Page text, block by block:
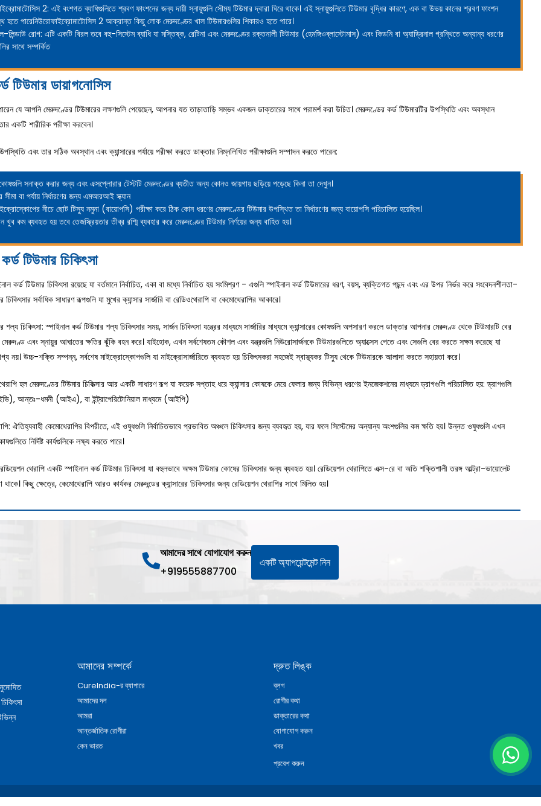
2: এই বংশগত ব্যাধিগুলিতে শ্রবণ ফাংশনের জন্য দায়ী স্নায়ুগুলি সৌম্য টিউমার দ্বারা ঘিরে থাকে। এই স্নায়ুগুলিতে টিউমার বৃদ্ধির কারণে, এক বা উভয় কানের শ্রবণ ফাংশন
হতে পারেনিউরোফাইব্রোমাটোসিস 2 আক্রান্ত কিছু লোক মেরুদণ্ডের খাল টিউমারগুলির শিকারও হতে পারে।
লিন্ডাউ রোগ: এটি একটি বিরল তবে বহু-সিস্টেম ব্যাধি যা মস্তিষ্ক, রেটিনা এবং মেরুদণ্ডের রক্তনালী টিউমার (হেমঙ্গিওব্লাস্টোমাস) এবং কিডনি বা অ্যাড্রিনাল গ্রন্থিতে অন্যান্য ধরণের
সাথে সম্পর্কিত
টিউমার ডায়াগনোসিস
যে আপনি মেরুদণ্ডের টিউমারের লক্ষণগুলি পেয়েছেন, আপনার যত তাড়াতাড়ি সম্ভব একজন ডাক্তারের সাথে পরামর্শ করা উচিত। মেরুদণ্ডের কর্ড টিউমারটির উপস্থিতি এবং অবস্থান
একটি শারীরিক পরীক্ষা করবেন।
এবং তার সঠিক অবস্থান এবং ক্যান্সারের পর্যায়ে পরীক্ষা করতে ডাক্তার নিম্নলিখিত পরীক্ষাগুলি সম্পাদন করতে পারেন:
কোষগুলি সনাক্ত করার জন্য এবং এক্সপ্লোরার টেস্টটি মেরুদণ্ডের ব্যতীত অন্য কোনও জায়গায় ছড়িয়ে পড়েছে কিনা তা দেখুন।
সীমা বা পর্যায় নির্ধারণের জন্য এমআরআই স্ক্যান
নীচে ছোট টিস্যু নমুনা (বায়োপসি) পরীক্ষা করে ঠিক কোন ধরণের মেরুদণ্ডের টিউমার উপস্থিত তা নির্ধারণের জন্য বায়োপসি পরিচালিত হয়েছিল।
খুব কম ব্যবহৃত হয় তবে তেজস্ক্রিয়তার তীব্র রশ্মি ব্যবহার করে মেরুদণ্ডের টিউমার নির্ণয়ের জন্য বাহিত হয়।
টিউমার চিকিৎসা
কর্ড টিউমার চিকিৎসা রয়েছে যা বর্তমানে নির্বাচিত, একা বা মধ্যে নির্বাচিত হয় সংমিশ্রণ - এগুলি স্পাইনাল কর্ড টিউমারের ধরণ, বয়স, ব্যক্তিগত পছন্দ এবং এর উপর নির্ভর করে সংবেদনশীলতা-
চিকিৎসার সর্বাধিক সাধারণ রূপগুলি যা মুখের ক্যান্সার সার্জারি বা রেডিওথেরাপি বা কেমোথেরাপির আকারে।
শল্য চিকিৎসা: স্পাইনাল কর্ড টিউমার শল্য চিকিৎসার সময়, সার্জন চিকিৎসা যন্ত্রের মাধ্যমে সার্জারির মাধ্যমে ক্যান্সারের কোষগুলি অপসারণ করলে ডাক্তার আপনার মেরুদণ্ড থেকে টিউমারটি বের
মেরুদণ্ড এবং স্নায়ুর আঘাতের ক্ষতির ঝুঁকি বহন করে। যাইহোক, এখন সর্বশেষতম কৌশল এবং যন্ত্রগুলি নিউরোসার্জনকে টিউমারগুলিতে অ্যাক্সেস পেতে এবং সেগুলি বের করতে সক্ষম করেছে যা
নয়। উচ্চ-শক্তি সম্পন্ন, সর্বশেষ মাইক্রোস্কোপগুলি যা মাইক্রোসার্জারিতে ব্যবহৃত হয় চিকিৎসকরা সহজেই স্বাস্থ্যকর টিস্যু থেকে টিউমারকে আলাদা করতে সহায়তা করে।
হল মেরুদণ্ডের টিউমার চিকিত্সার আর একটি সাধারণ রূপ যা কয়েক সপ্তাহ ধরে ক্যান্সার কোষকে মেরে ফেলার জন্য বিভিন্ন ধরণের ইনজেকশনের মাধ্যমে ড্রাগগুলি পরিচালিত হয়: ড্রাগগুলি
আন্তঃ-ধমনী (আইএ), বা ইন্ট্রাপেরিটোনিয়াল মাধ্যমে (আইপি)
ঐতিহ্যবাহী কেমোথেরাপির বিপরীতে, এই ওষুধগুলি নির্বাচিতভাবে প্রভাবিত অঞ্চলে চিকিৎসার জন্য ব্যবহৃত হয়, যার ফলে সিস্টেমের অন্যান্য অংশগুলির কম ক্ষতি হয়। উন্নত ওষুধগুলি এখন
নির্দিষ্ট কার্যগুলিকে লক্ষ্য করতে পারে।
থেরাপি একটি স্পাইনাল কর্ড টিউমার চিকিৎসা যা বহুলভাবে অক্ষম টিউমার কোষের চিকিৎসার জন্য ব্যবহৃত হয়। রেডিয়েশন থেরাপিতে এক্স-রে বা অতি শক্তিশালী তরঙ্গ আল্ট্রা-ভায়োলেট
কিছু ক্ষেত্রে, কেমোথেরাপি আরও কার্যকর মেরুদন্ডের ক্যান্সারের চিকিৎসার জন্য রেডিয়েশন থেরাপির সাথে মিলিত হয়।
আমাদের সাথে যোগাযোগ করুন
+919555887700
একটি অ্যাপয়েন্টমেন্ট নিন
আমাদের সম্পর্কে
CureIndia-র ব্যাপারে
আমাদের দল
আমরা
আন্তর্জাতিক রোগীরা
কেন ভারত
দ্রুত লিঙ্ক
ব্লগ
রোগীর কথা
ডাক্তারের কথা
যোগাযোগ করুন
খবর
প্রবেশ করুন